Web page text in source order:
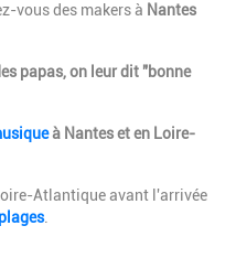
vous des makers à Nantes
papas, on leur dit "bonne
à Nantes et en Loire-
Atlantique avant l'arrivée
.